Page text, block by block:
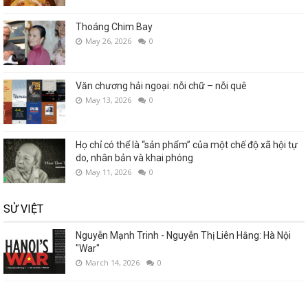
Thoáng Chim Bay
May 26, 2026 0
Văn chương hải ngoại: nỗi chữ – nỗi quê
May 13, 2026 0
Họ chỉ có thể là “sản phẩm” của một chế độ xã hội tự
do, nhân bản và khai phóng
May 11, 2026 0
SỬ VIỆT
Nguyễn Mạnh Trinh - Nguyễn Thị Liên Hằng: Hà Nội
"War"
March 14, 2026 0